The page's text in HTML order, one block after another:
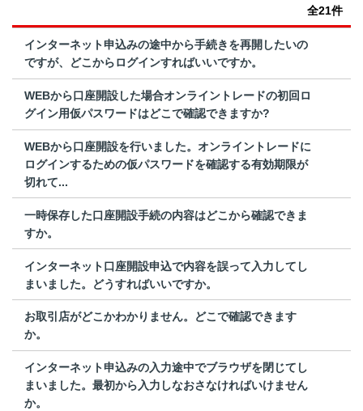
全21件
インターネット申込みの途中から手続きを再開したいの
ですが、どこからログインすればいいですか。
WEBから口座開設した場合オンライントレードの初回ロ
グイン用仮パスワードはどこで確認できますか?
WEBから口座開設を行いました。オンライントレードに
ログインするための仮パスワードを確認する有効期限が
切れて...
一時保存した口座開設手続の内容はどこから確認できま
すか。
インターネット口座開設申込で内容を誤って入力してし
まいました。どうすればいいですか。
お取引店がどこかわかりません。どこで確認できます
か。
インターネット申込みの入力途中でブラウザを閉じてし
まいました。最初から入力しなおさなければいけません
か。